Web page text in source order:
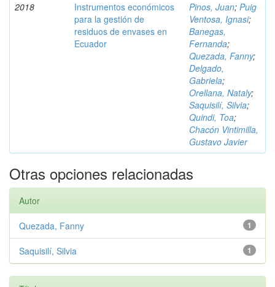
2018
Instrumentos económicos
para la gestión de
residuos de envases en
Ecuador
Pinos, Juan; Puig
Ventosa, Ignasi;
Banegas,
Fernanda;
Quezada, Fanny;
Delgado,
Gabriela;
Orellana, Nataly;
Saquisilí, Silvia;
Quindi, Toa;
Chacón Vintimilla,
Gustavo Javier
Otras opciones relacionadas
Autor
1
Quezada, Fanny
1
Saquisilí, Silvia